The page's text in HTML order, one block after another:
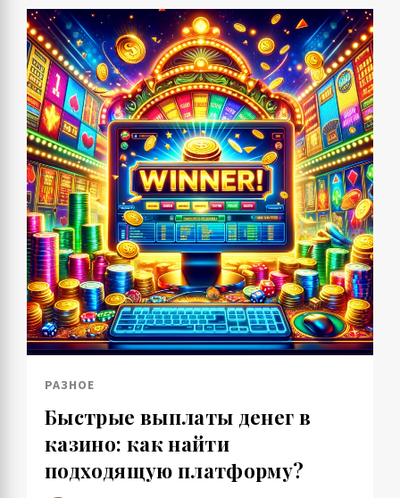
РАЗНОЕ
Быстрые выплаты денег в
казино: как найти
подходящую платформу?